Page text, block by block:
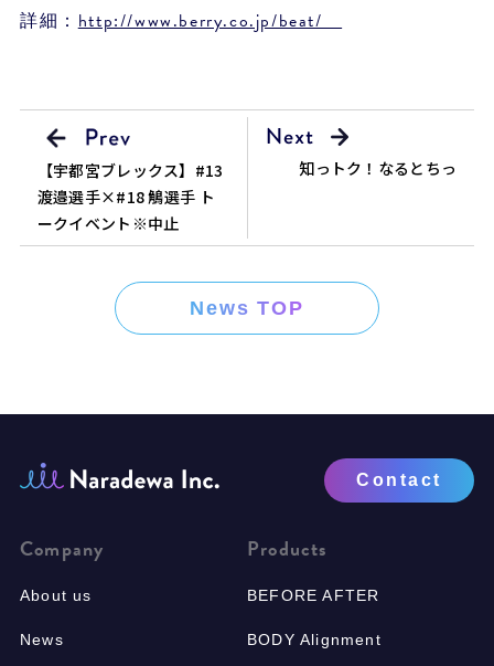
詳細：http://www.berry.co.jp/beat/
【宇都宮ブレックス】#13
渡邉選手×#18 鵤選手 ト
ークイベント※中止
知っトク！なるとちっ
News TOP
Contact
Company
About us
News
Products
BEFORE AFTER
BODY Alignment